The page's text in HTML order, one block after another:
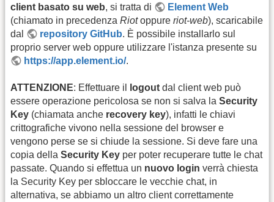
client basato su web, si tratta di
Element Web
(chiamato in precedenza Riotoppure riot-web), scaricabile
dal
repository GitHub. È possibile installarlo sul
proprio server web oppure utilizzare l'istanza presente su
https://app.element.io/.
ATTENZIONE: Effettuare il logout dal client web può
essere operazione pericolosa se non si salva la Security
Key (chiamata anche recovery key), infatti le chiavi
crittografiche vivono nella sessione del browser e
vengono perse se si chiude la sessione. Si deve fare una
copia della Security Key per poter recuperare tutte le chat
passate. Quando si effettua un nuovo login verrà chiesta
la Security Key per sbloccare le vecchie chat, in
alternativa, se abbiamo un altro client correttamente